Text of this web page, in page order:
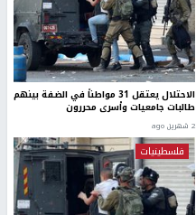
الاحتلال يعتقل 31 مواطناً في الضفة بينهم
طالبات جامعيات وأسرى محررون
2 شهرين ago
فلسطينيات